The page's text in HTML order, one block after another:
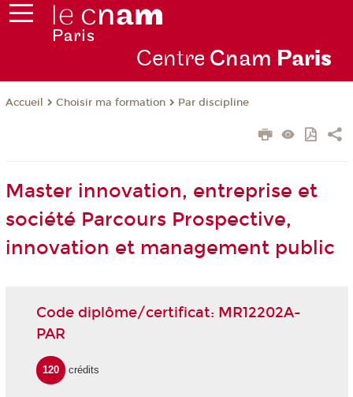
Centre Cnam Paris
Accueil Choisir ma formation Par discipline
Master innovation, entreprise et
société Parcours Prospective,
innovation et management public
Code diplôme/certificat: MR12202A-
PAR
120 crédits